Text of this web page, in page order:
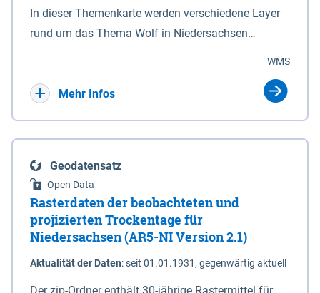
Schutz eines Gebietes vor erhöhten Tiden, vor allem
vor Sturmfluten, zu dienen bestimmt sind (§2 Abs.3
Eigenschaft eines Sperrwerkes durch Widmung, die
die Deichbehörde durch Verordnung ausspricht.
In dieser Themenkarte werden verschiedene Layer
rund um das Thema Wolf in Niedersachsen
sowie Status der bestehenden Wolfsterritorien im
laufenden Monitoringjahr.
WMS
Mehr Infos
Geodatensatz
Open Data
Rasterdaten der beobachteten und
projizierten Trockentage für
Niedersachsen (AR5-NI Version 2.1)
Aktualität der Daten:seit 01.01.1931, gegenwärtig aktuell